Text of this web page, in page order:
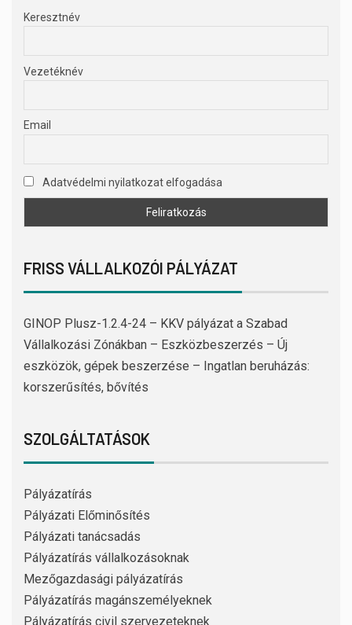
Keresztnév
Vezetéknév
Email
Adatvédelmi nyilatkozat elfogadása
FRISS VÁLLALKOZÓI PÁLYÁZAT
GINOP Plusz-1.2.4-24 – KKV pályázat a Szabad
Vállalkozási Zónákban – Eszközbeszerzés – Új
eszközök, gépek beszerzése – Ingatlan beruházás:
korszerűsítés, bővítés
SZOLGÁLTATÁSOK
Pályázatírás
Pályázati Előminősítés
Pályázati tanácsadás
Pályázatírás vállalkozásoknak
Mezőgazdasági pályázatírás
Pályázatírás magánszemélyeknek
Pályázatírás civil szervezeteknek